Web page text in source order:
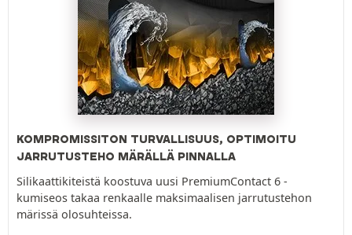
KOMPROMISSITON TURVALLISUUS, OPTIMOITU
JARRUTUSTEHO MÄRÄLLÄ PINNALLA
Silikaattikiteistä koostuva uusi PremiumContact 6 -
kumiseos takaa renkaalle maksimaalisen jarrutustehon
märissä olosuhteissa.